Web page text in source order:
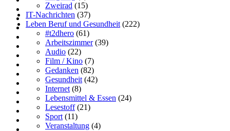
Zweirad (15)
IT-Nachrichten (37)
Leben Beruf und Gesundheit(222)
#t2dhero (61)
Arbeitszimmer(39)
Audio (22)
Film / Kino (7)
Gedanken (82)
Gesundheit(42)
Internet(8)
Lebensmittel & Essen (24)
Lesestoff(21)
Sport(11)
Veranstaltung (4)